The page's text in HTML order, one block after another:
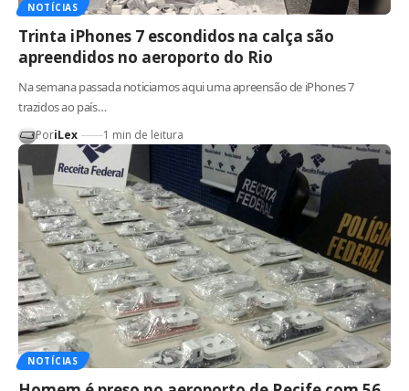
NOTÍCIAS
Trinta iPhones 7 escondidos na calça são
apreendidos no aeroporto do Rio
Na semana passada noticiamos aqui uma apreensão de iPhones 7
trazidos ao país…
PoriLex 1 min de leitura
NOTÍCIAS